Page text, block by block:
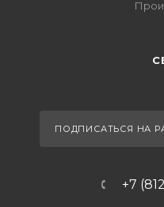
ПОДПИСАТЬСЯ НА
+7